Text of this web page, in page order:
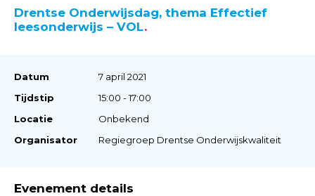
Drentse Onderwijsdag, thema Effectief
leesonderwijs – VOL
Datum
7 april 2021
Tijdstip
15:00 - 17:00
Locatie
Onbekend
Organisator
Regiegroep Drentse Onderwijskwaliteit
Evenement details